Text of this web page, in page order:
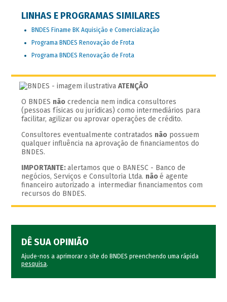
LINHAS E PROGRAMAS SIMILARES
BNDES Finame BK Aquisição e Comercialização
Programa BNDES Renovação de Frota
Programa BNDES Renovação de Frota
ATENÇÃO
O BNDES não credencia nem indica consultores
(pessoas físicas ou jurídicas) como intermediários para
facilitar, agilizar ou aprovar operações de crédito.
Consultores eventualmente contratados não possuem
qualquer influência na aprovação de financiamentos do
BNDES.
IMPORTANTE:alertamos que o BANESC - Banco de
negócios, Serviços e Consultoria Ltda. nãoé agente
financeiro autorizado a intermediar financiamentos com
recursos do BNDES.
DÊ SUA OPINIÃO
Ajude-nos a aprimorar o site do BNDES preenchendo uma rápida
pesquisa.